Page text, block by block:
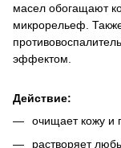
масел обогащают
микрорельеф.
эффектом.
Действие:
очищает кожу и
растворяет